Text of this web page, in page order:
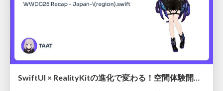
SwiftUI × RealityKitの進化で変わる！空間体験開発のこれから